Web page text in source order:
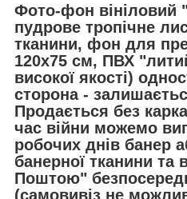
Фото-фон вініловий
пудрове тропічне
тканини, фон для
120х75 см, ПВХ
високої якості)
сторона -
Продається без
час війни можемо
робочих днів банер
банерної тканини
Поштою"
(самовивіз не